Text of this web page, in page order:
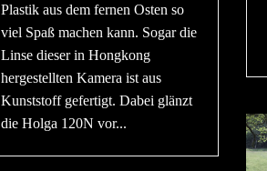
Plastik aus dem fernen Osten so
viel Spaß machen kann. Sogar die
Linse dieser in Hongkong
hergestellten Kamera ist aus
Kunststoff gefertigt. Dabei glänzt
die Holga 120N vor...